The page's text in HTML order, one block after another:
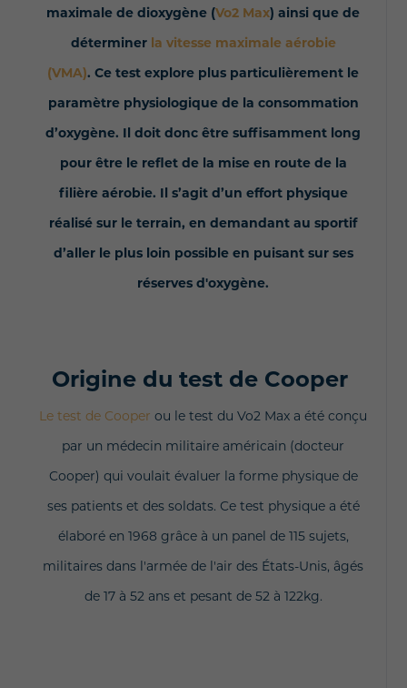
maximale de dioxygène (Vo2 Max) ainsi que de
déterminer la vitesse maximale aérobie
(VMA). Ce test explore plus particulièrement le
paramètre physiologique de la consommation
d’oxygène. Il doit donc être suffisamment long
pour être le reflet de la mise en route de la
filière aérobie. Il s’agit d’un effort physique
réalisé sur le terrain, en demandant au sportif
d’aller le plus loin possible en puisant sur ses
réserves d'oxygène.
Origine du test de Cooper
Le test de Cooper ou le test du Vo2 Max a été conçu
par un médecin militaire américain (docteur
Cooper) qui voulait évaluer la forme physique de
ses patients et des soldats. Ce test physique a été
élaboré en 1968 grâce à un panel de 115 sujets,
militaires dans l'armée de l'air des États-Unis, âgés
de 17 à 52 ans et pesant de 52 à 122kg.